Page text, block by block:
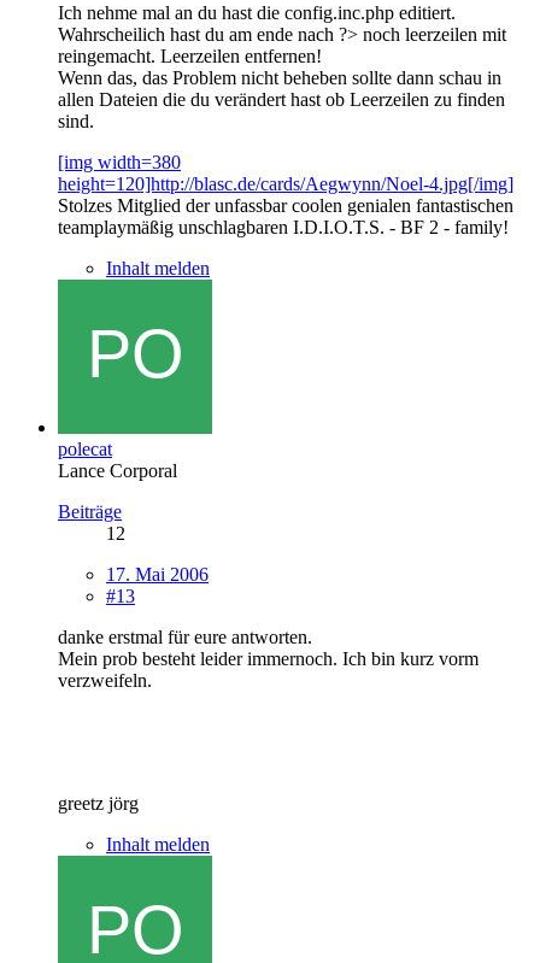
Ich nehme mal an du hast die config.inc.php editiert.
Wahrscheilich hast du am ende nach ?> noch leerzeilen mit
reingemacht. Leerzeilen entfernen!
Wenn das, das Problem nicht beheben sollte dann schau in
allen Dateien die du verändert hast ob Leerzeilen zu finden
sind.
[img width=380
height=120]http://blasc.de/cards/Aegwynn/Noel-4.jpg[/img]
Stolzes Mitglied der unfassbar coolen genialen fantastischen
teamplaymäßig unschlagbaren I.D.I.O.T.S. - BF 2 - family!
Inhalt melden
polecat
Lance Corporal
Beiträge
12
17. Mai 2006
#13
danke erstmal für eure antworten.
Mein prob besteht leider immernoch. Ich bin kurz vorm
verzweifeln.
greetz jörg
Inhalt melden